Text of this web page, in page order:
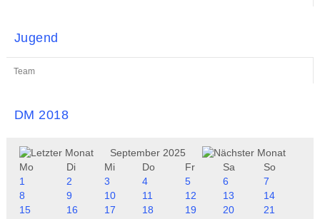
Jugend
Team
DM 2018
September 2025
Mo
Di Mi Do Fr Sa
So
1
2 3 4 5 6
7
8
9 10 11 12 13
14
15
16 17 18 19 20 21